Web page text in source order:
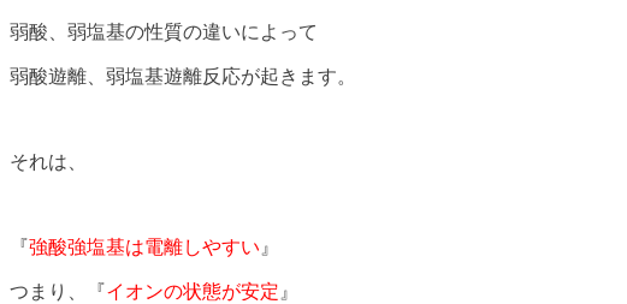
弱酸、弱塩基の性質の違いによって
弱酸遊離、弱塩基遊離反応が起きます。
それは、
『強酸強塩基は電離しやすい 』
つまり、『イオンの状態が安定 』